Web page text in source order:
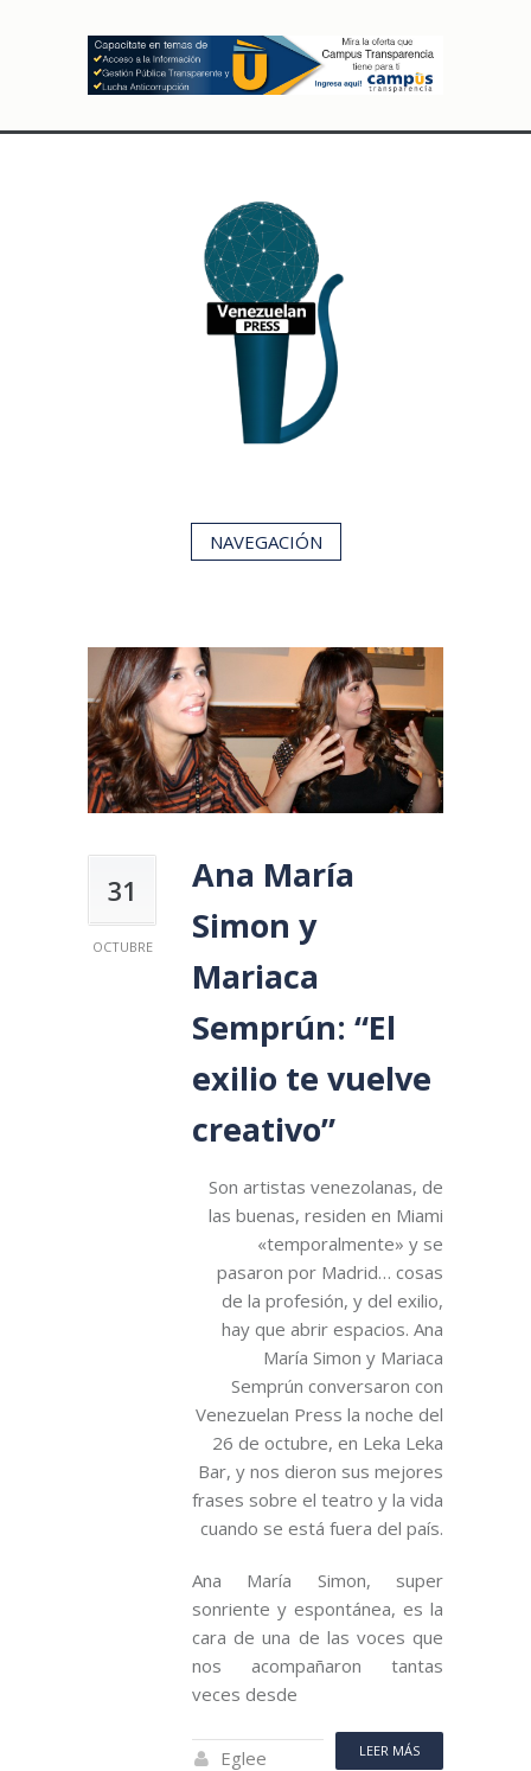
NAVEGACIÓN
31
OCTUBRE
Ana María
Simon y
Mariaca
Semprún: “El
exilio te vuelve
creativo”
Son artistas venezolanas, de
las buenas, residen en Miami
«temporalmente» y se
pasaron por Madrid… cosas
de la profesión, y del exilio,
hay que abrir espacios. Ana
María Simon y Mariaca
Semprún conversaron con
Venezuelan Press la noche del
26 de octubre, en Leka Leka
Bar, y nos dieron sus mejores
frases sobre el teatro y la vida
cuando se está fuera del país.
Ana María Simon, super
sonriente y espontánea, es la
cara de una de las voces que
nos acompañaron tantas
veces desde
LEER MÁS
Eglee